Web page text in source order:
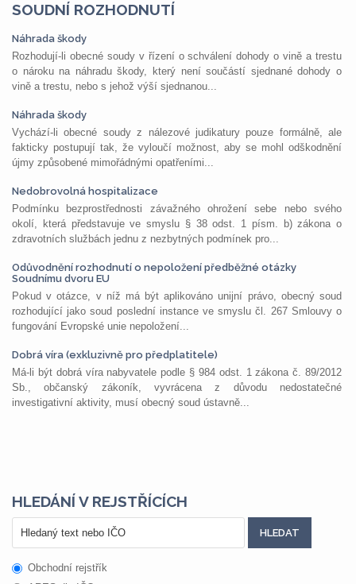
SOUDNÍ ROZHODNUTÍ
Náhrada škody
Rozhodují-li obecné soudy v řízení o schválení dohody o vině a trestu
o nároku na náhradu škody, který není součástí sjednané dohody o
vině a trestu, nebo s jehož výší sjednanou...
Náhrada škody
Vychází-li obecné soudy z nálezové judikatury pouze formálně, ale
fakticky postupují tak, že vyloučí možnost, aby se mohl odškodnění
újmy způsobené mimořádnými opatřeními...
Nedobrovolná hospitalizace
Podmínku bezprostřednosti závažného ohrožení sebe nebo svého
okolí, která představuje ve smyslu § 38 odst. 1 písm. b) zákona o
zdravotních službách jednu z nezbytných podmínek pro...
Odůvodnění rozhodnutí o nepoložení předběžné otázky
Soudnímu dvoru EU
Pokud v otázce, v níž má být aplikováno unijní právo, obecný soud
rozhodující jako soud poslední instance ve smyslu čl. 267 Smlouvy o
fungování Evropské unie nepoložení...
Dobrá víra (exkluzivně pro předplatitele)
Má-li být dobrá víra nabyvatele podle § 984 odst. 1 zákona č. 89/2012
Sb., občanský zákoník, vyvrácena z důvodu nedostatečné
investigativní aktivity, musí obecný soud ústavně...
HLEDÁNÍ V REJSTŘÍCÍCH
Obchodní rejstřík